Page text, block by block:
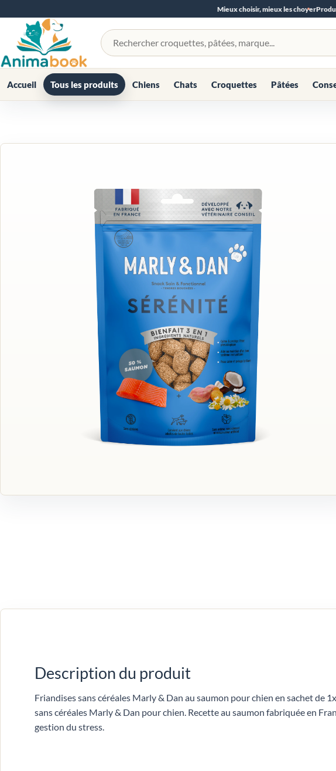
Mieux choisir, mieux les choyer
Rechercher un produit
Accueil Tous les produits Chiens Chats Croquettes Pâtées
Description du produit
Friandises sans céréales Marly & Dan au saumon pour chien en sachet de
sans céréales Marly & Dan pour chien. Recette au saumon fabriquée en
gestion du stress.